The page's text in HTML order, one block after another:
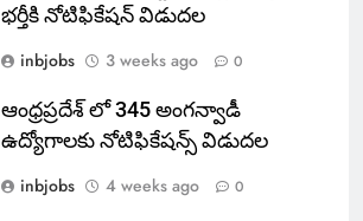
భర్తీకి నోటిఫికేషన్ విడుదల
inbjobs
3 weeks ago 0
ఆంధ్రప్రదేశ్ లో 345 అంగన్వాడీ
ఉద్యోగాలకు నోటిఫికేషన్స్ విడుదల
inbjobs
4 weeks ago 0